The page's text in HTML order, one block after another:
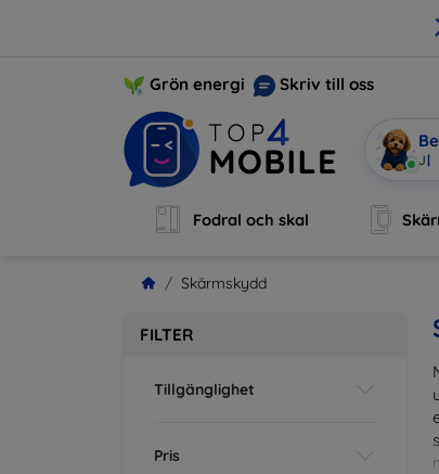
Grön energi Skriv till oss
Fodral och skal
Skärmskydd
FILTER
Tillgänglighet
Pris